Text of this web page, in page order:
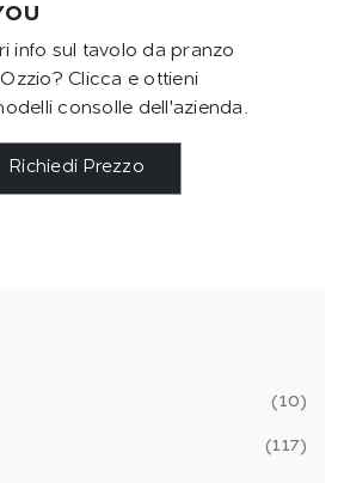
info sul tavolo da pranzo
Clicca e ottieni
consolle dell'azienda.
Richiedi Prezzo
10
117